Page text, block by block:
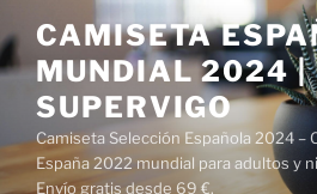
al
contenido
CAMISETA
MUNDIAL 2024 |
SUPERVIGO
Camiseta Selección Española 2024 –
España 2022 mundial para adultos y
Envío gratis desde 69 €.